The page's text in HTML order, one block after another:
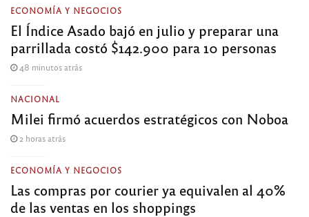
ECONOMÍA Y NEGOCIOS
El Índice Asado bajó en julio y preparar una
parrillada costó $142.900 para 10 personas
48 minutos atrás
NACIONAL
Milei firmó acuerdos estratégicos con Noboa
2 horas atrás
ECONOMÍA Y NEGOCIOS
Las compras por courier ya equivalen al 40%
de las ventas en los shoppings